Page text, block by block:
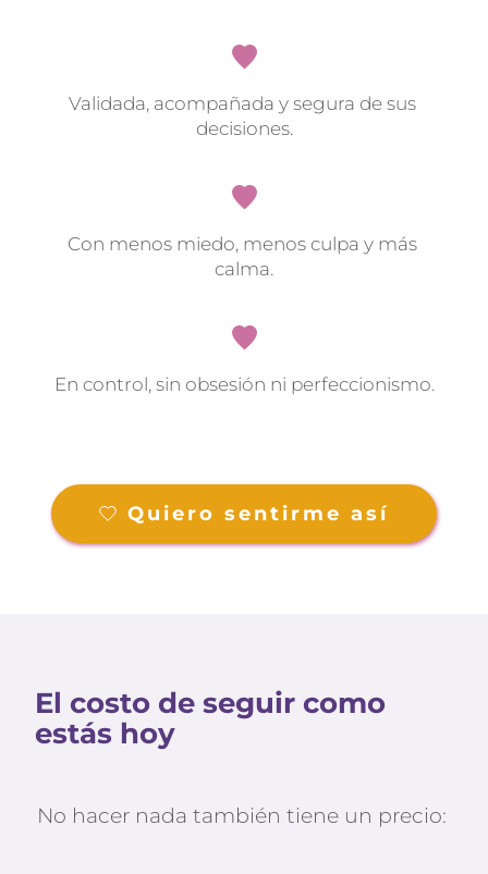
Validada, acompañada y segura de sus
decisiones.
Con menos miedo, menos culpa y más
calma.
En control, sin obsesión ni perfeccionismo.
Quiero sentirme así
El costo de seguir como
estás hoy
No hacer nada también tiene un precio: